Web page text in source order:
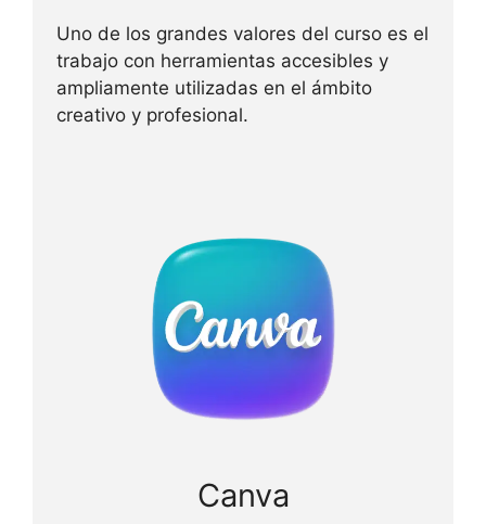
Uno de los grandes valores del curso es el
trabajo con herramientas accesibles y
ampliamente utilizadas en el ámbito
creativo y profesional.
Canva